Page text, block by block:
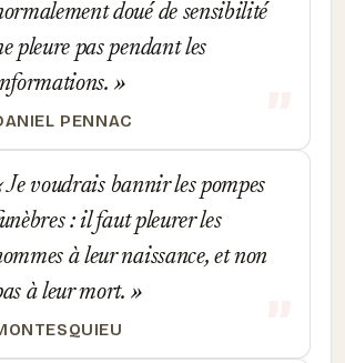
doué de sensibilité
pleure pas pendant les
PENNAC
Je voudrais bannir les pompes
: il faut pleurer les
à leur naissance, et non
à leur mort.